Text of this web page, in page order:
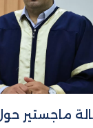
ماجستير حول